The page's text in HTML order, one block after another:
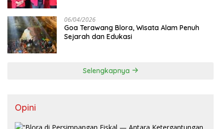
06/04/2026
Goa Terawang Blora, Wisata Alam Penuh
Sejarah dan Edukasi
Selengkapnya
Opini